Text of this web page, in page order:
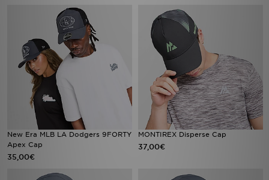
New Era MLB LA Dodgers 9FORTY
Apex Cap
35,00€
MONTIREX Disperse Cap
37,00€